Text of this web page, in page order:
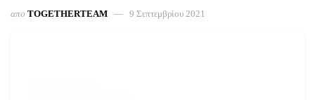
απο TOGETHERTEAM 9 Σεπτεμβρίου 2021